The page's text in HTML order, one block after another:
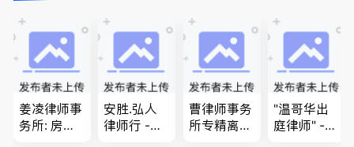
团聚，投资
移民以及各
类省提名和
技术移民
民和魁北克
PEQ60472
08731
商业移民，
名校申请
姜凌律师事
务所: 房产
安胜.弘人
律师行 -
曹律师事务
所专精离
"温哥华出
庭律师" -